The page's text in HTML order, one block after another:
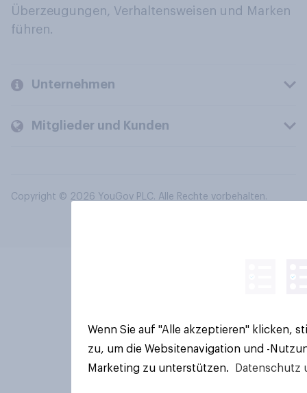
Überzeugungen, Verhaltensweisen und Marken
führen.
Unternehmen
Mitglieder und Kunden
Copyright © 2026 YouGov PLC. Alle Rechte vorbehalten.
Wenn Sie auf "Alle akzeptieren" klicken,
zu, um die Websitenavigation und -
Marketing zu unterstützen.
Datenschutz